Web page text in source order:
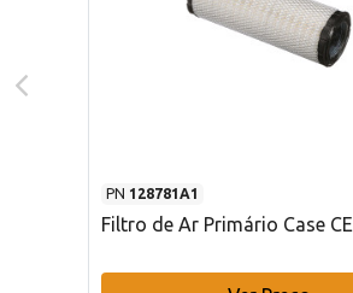
PN 128781A1
Filtro de Ar Primário Case CE